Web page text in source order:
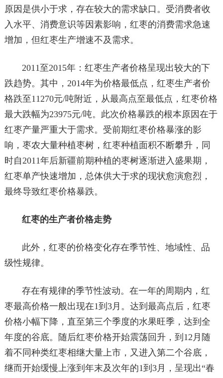
原因是供小于求，存在较大的需求缺口。受消费者收
入水平、消费意识等因素影响，红枣的消费需求急速
增加，但红枣生产增速不及需求。
2011至2015年：红枣生产者价格呈现出较大的下
跌趋势。其中，2014年为价格最低点，红枣生产者价
格跌至11270元/吨附近，从最高点至最低点，红枣价格
最大跌幅为23975元/吨。此次价格暴跌的根本原因在于
红枣产量严重大于需求。受前期红枣价格暴涨的影
响，枣农大量种植枣树，红枣种植面积不断攀升，同
时自2011年后新疆前期种植的枣树逐渐进入盛果期，
红枣单产快速增加，总体供大于求的现状愈演愈烈，
最终导致红枣价格暴跌。
红枣的生产者价格走势
此外，红枣的价格变化存在季节性、地域性、品
级性规律。
存在有规律的季节性波动。在一年的周期内，红
枣最高价格一般出现在1到3月。达到最高点后，红枣
价格小幅下降，直至第三个季度的水果旺季，达到全
年度的谷底。随后红枣价格开始震荡回升，到12月随
着不同种类红枣相继大量上市，又进入第二个谷底，
继而开始缓慢上涨到年末及次年的1到3月，呈现出“春